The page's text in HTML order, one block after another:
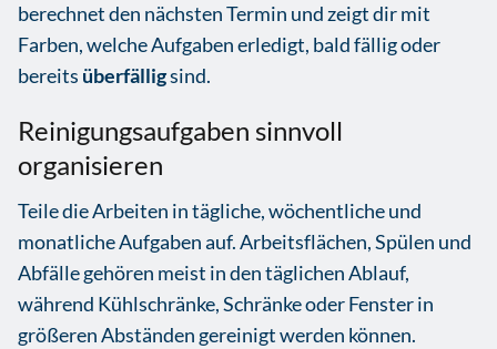
berechnet den nächsten Termin und zeigt dir mit
Farben, welche Aufgaben erledigt, bald fällig oder
bereits überfälligsind.
Reinigungsaufgaben sinnvoll
organisieren
Teile die Arbeiten in tägliche, wöchentliche und
monatliche Aufgaben auf. Arbeitsflächen, Spülen und
Abfälle gehören meist in den täglichen Ablauf,
während Kühlschränke, Schränke oder Fenster in
größeren Abständen gereinigt werden können.